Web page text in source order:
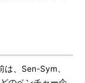
、Sen-Sym、